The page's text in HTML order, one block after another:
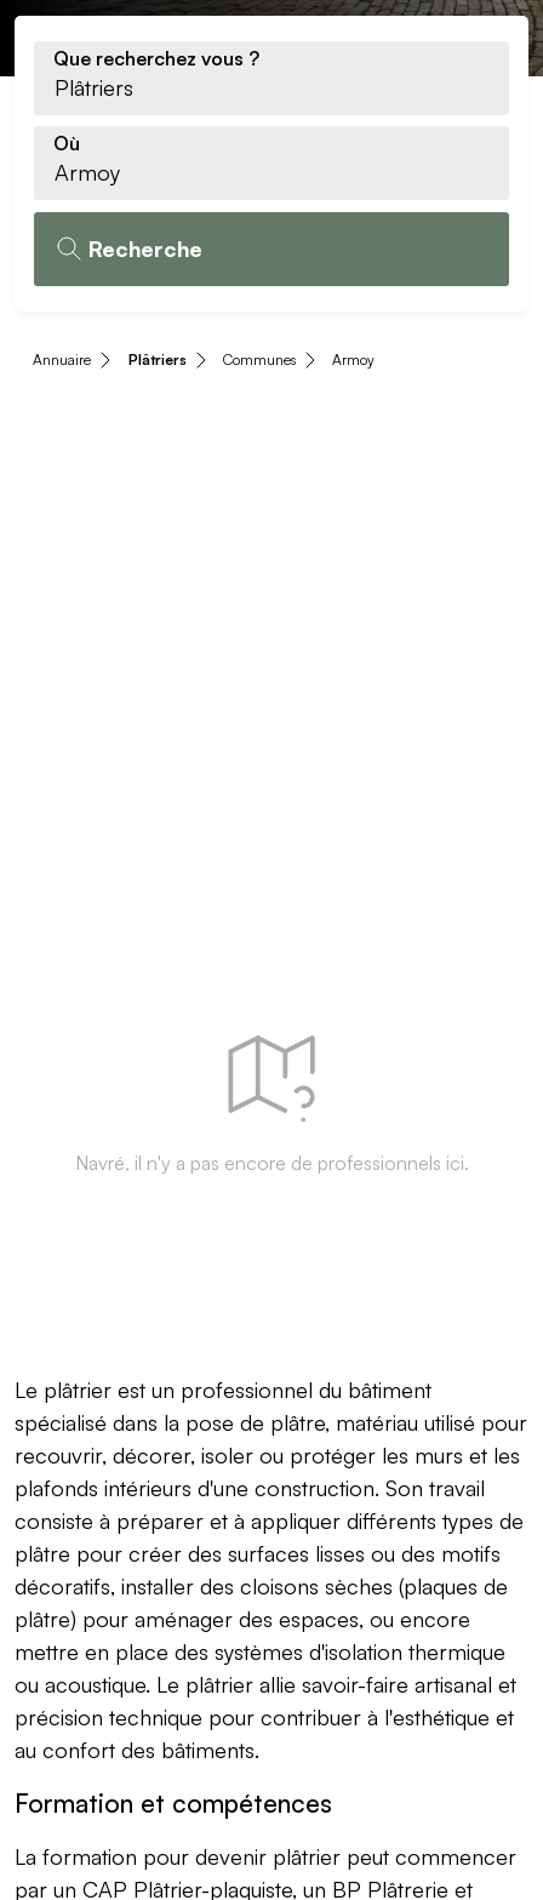
Que recherchez vous ?
Où
Recherche
Annuaire Plâtriers Communes Armoy
Navré, il n'y a pas encore de professionnels ici.
Le plâtrier est un professionnel du bâtiment
spécialisé dans la pose de plâtre, matériau utilisé pour
recouvrir, décorer, isoler ou protéger les murs et les
plafonds intérieurs d'une construction. Son travail
consiste à préparer et à appliquer différents types de
plâtre pour créer des surfaces lisses ou des motifs
décoratifs, installer des cloisons sèches (plaques de
plâtre) pour aménager des espaces, ou encore
mettre en place des systèmes d'isolation thermique
ou acoustique. Le plâtrier allie savoir-faire artisanal et
précision technique pour contribuer à l'esthétique et
au confort des bâtiments.
Formation et compétences
La formation pour devenir plâtrier peut commencer
par un CAP Plâtrier-plaquiste, un BP Plâtrerie et